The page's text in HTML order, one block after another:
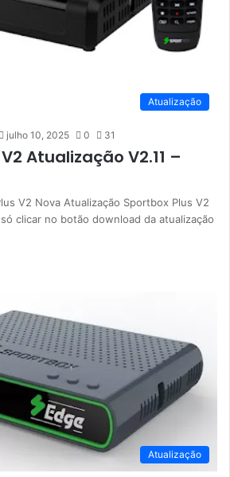
Atualização
julho 10, 2025 0 31
Atualização V2.11 –
V2 Nova Atualização Sportbox Plus V2
clicar no botão download da atualização
Atualização